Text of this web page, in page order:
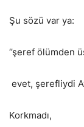
Şu sözü var ya:
‘’şeref ölümden
evet, şerefliydi
Korkmadı,